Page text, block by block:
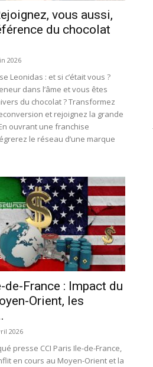
vous aussi,
du chocolat
2026
Leonidas : et si c’était vous ?
dans l’âme et vous êtes
du chocolat ? Transformez
et rejoignez la grande
ouvrant une franchise
le réseau d’une marque
de-France : Impact du
Orient, les
2026
presse CCI Paris Ile-de-France,
en cours au Moyen-Orient et la